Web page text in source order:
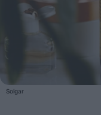
Digitalización
Solgar